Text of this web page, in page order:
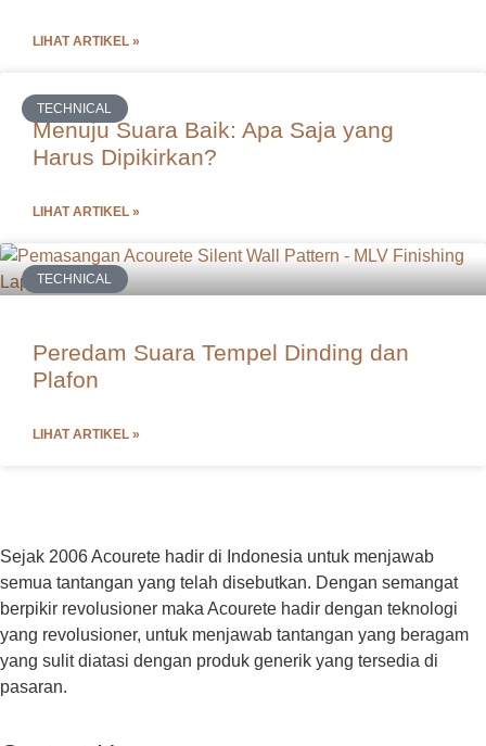
LIHAT ARTIKEL »
TECHNICAL
Menuju Suara Baik: Apa Saja yang
Harus Dipikirkan?
LIHAT ARTIKEL »
TECHNICAL
Peredam Suara Tempel Dinding dan
Plafon
LIHAT ARTIKEL »
Sejak 2006 Acourete hadir di Indonesia untuk menjawab
semua tantangan yang telah disebutkan. Dengan semangat
berpikir revolusioner maka Acourete hadir dengan teknologi
yang revolusioner, untuk menjawab tantangan yang beragam
yang sulit diatasi dengan produk generik yang tersedia di
pasaran.